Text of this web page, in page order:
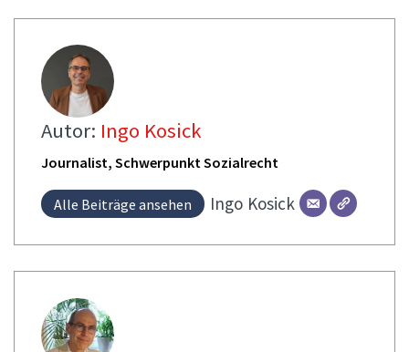
Autor: Ingo Kosick
Journalist, Schwerpunkt Sozialrecht
Alle Beiträge ansehen Ingo Kosick